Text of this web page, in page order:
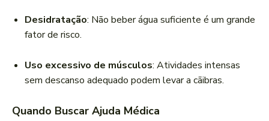
Desidratação: Não beber água suficiente é um grande
fator de risco.
Uso excessivo de músculos: Atividades intensas
sem descanso adequado podem levar a cãibras.
Quando Buscar Ajuda Médica